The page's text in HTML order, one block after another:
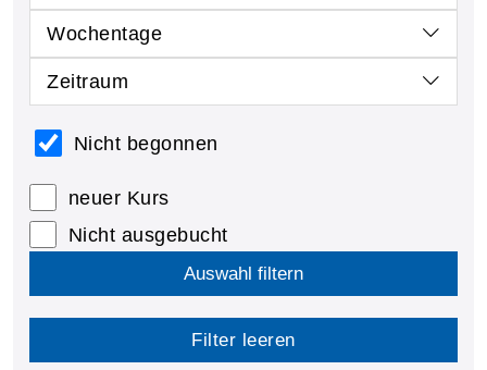
Wochentage
Zeitraum
Nicht begonnen
neuer Kurs
Nicht ausgebucht
Auswahl filtern
Filter leeren